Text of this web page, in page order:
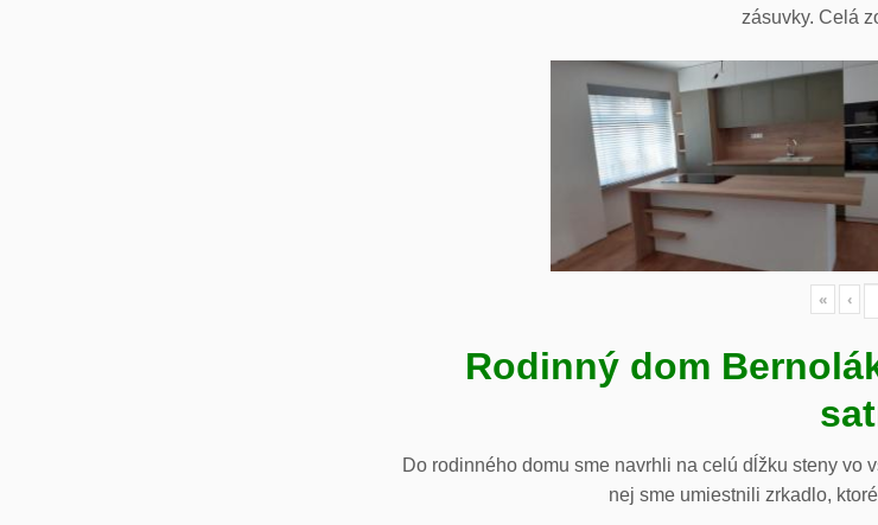
zásuvky. Celá
« ‹
Rodinný dom
Do rodinného domu sme navrhli na celú dĺžku steny vo
nej sme umiestnili zrkadlo,